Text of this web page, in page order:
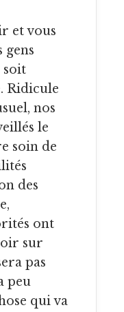
gens
soit
Ridicule
nos
le
soin de
des
ont
sur
pas
peu
qui va